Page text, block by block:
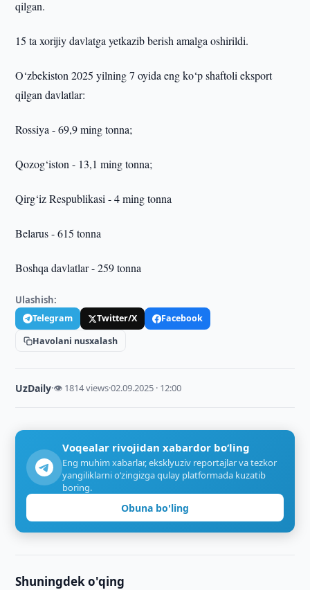
qilgan.
15 ta xorijiy davlatga yetkazib berish amalga oshirildi.
O‘zbekiston 2025 yilning 7 oyida eng ko‘p shaftoli eksport
qilgan davlatlar:
Rossiya - 69,9 ming tonna;
Qozog‘iston - 13,1 ming tonna;
Qirg‘iz Respublikasi - 4 ming tonna
Belarus - 615 tonna
Boshqa davlatlar - 259 tonna
Ulashish:
Telegram Twitter/X
Facebook
Havolani nusxalash
UzDaily·👁 1814 views·02.09.2025 · 12:00
Voqealar rivojidan xabardor bo‘ling
Eng muhim xabarlar, eksklyuziv reportajlar va tezkor
yangiliklarni o‘zingizga qulay platformada kuzatib
boring.
Obuna bo'ling
Shuningdek o'qing